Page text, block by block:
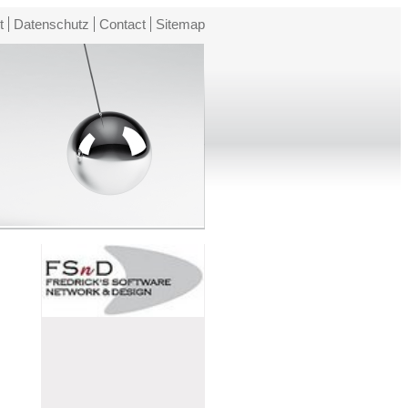
Datenschutz Contact Sitemap